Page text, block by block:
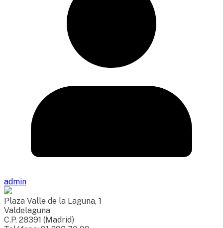
admin
Plaza Valle de la Laguna, 1
Valdelaguna
C.P. 28391 (Madrid)